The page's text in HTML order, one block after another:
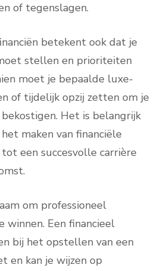
of tegenslagen.
betekent ook dat je
stellen en prioriteiten
moet je bepaalde luxe-
of tijdelijk opzij zetten om je
Het is belangrijk
maken van financiële
een succesvolle carrière
om professioneel
winnen. Een financieel
bij het opstellen van een
en kan je wijzen op